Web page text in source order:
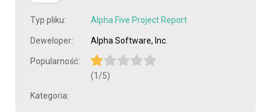
Typ pliku: Alpha Five Project Report
Deweloper: Alpha Software, Inc.
Popularność:
(1/5)
Kategoria: